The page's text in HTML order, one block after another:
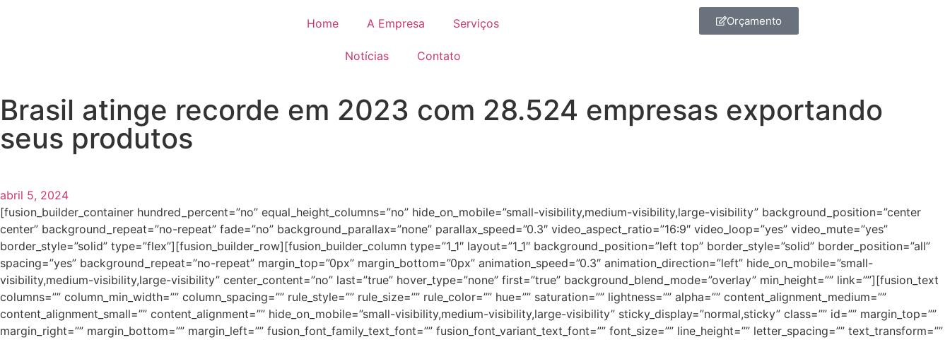
Home A Empresa Serviços
Notícias Contato
Orçamento
Brasil atinge recorde em 2023 com 28.524 empresas exportando
seus produtos
abril 5, 2024
[fusion_builder_container hundred_percent=”no” equal_height_columns=”no” hide_on_mobile=”small-visibility,medium-visibility,large-visibility” background_position=”center
center” background_repeat=”no-repeat” fade=”no” background_parallax=”none” parallax_speed=”0.3″ video_aspect_ratio=”16:9″ video_loop=”yes” video_mute=”yes”
border_style=”solid” type=”flex”][fusion_builder_row][fusion_builder_column type=”1_1″ layout=”1_1″ background_position=”left top” border_style=”solid” border_position=”all”
spacing=”yes” background_repeat=”no-repeat” margin_top=”0px” margin_bottom=”0px” animation_speed=”0.3″ animation_direction=”left” hide_on_mobile=”small-
visibility,medium-visibility,large-visibility” center_content=”no” last=”true” hover_type=”none” first=”true” background_blend_mode=”overlay” min_height=”” link=””][fusion_text
columns=”” column_min_width=”” column_spacing=”” rule_style=”” rule_size=”” rule_color=”” hue=”” saturation=”” lightness=”” alpha=”” content_alignment_medium=””
content_alignment_small=”” content_alignment=”” hide_on_mobile=”small-visibility,medium-visibility,large-visibility” sticky_display=”normal,sticky” class=”” id=”” margin_top=””
margin_right=”” margin_bottom=”” margin_left=”” fusion_font_family_text_font=”” fusion_font_variant_text_font=”” font_size=”” line_height=”” letter_spacing=”” text_transform=””